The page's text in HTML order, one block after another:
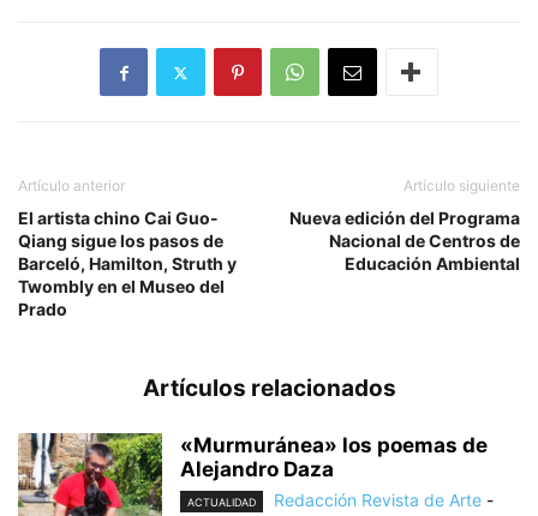
Artículo anterior
El artista chino Cai Guo-
Qiang sigue los pasos de
Barceló, Hamilton, Struth y
Twombly en el Museo del
Prado
Artículo siguiente
Nueva edición del Programa
Nacional de Centros de
Educación Ambiental
Artículos relacionados
«Murmuránea» los poemas de
Alejandro Daza
ACTUALIDAD Redacción Revista de Arte -